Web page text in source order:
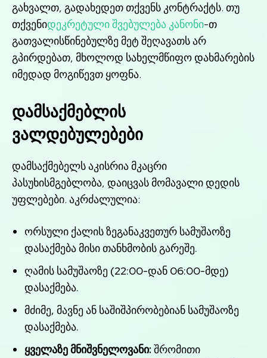
გახვალთ, გადახედეთ თქვენს კონტრაქტს. თუ
თქვენიდეკრეტული შვებულება კანონი-თ
გათვალისწინებულზე მეტ შეღავათს არ
გპირდებათ, მხოლოდ სახელმწიფო დახმარების
იმედად მოგიწევთ ყოფნა.
დამსაქმებლის
ვალდებულებები
დამსაქმებელს აკისრია მკაცრი
პასუხისმგებლობა, დაიცვას მომავალი დედის
უფლებები. აკრძალულია:
ორსული ქალის ზეგანაკვეთურ სამუშაოზე
დასაქმება მისი თანხმობის გარეშე.
ღამის სამუშაოზე (22:00-დან 06:00-მდე)
დასაქმება.
მძიმე, მავნე ან საშიშპირობებიან სამუშაოზე
დასაქმება.
ყველაზე მნიშვნელოვანი: შრომითი